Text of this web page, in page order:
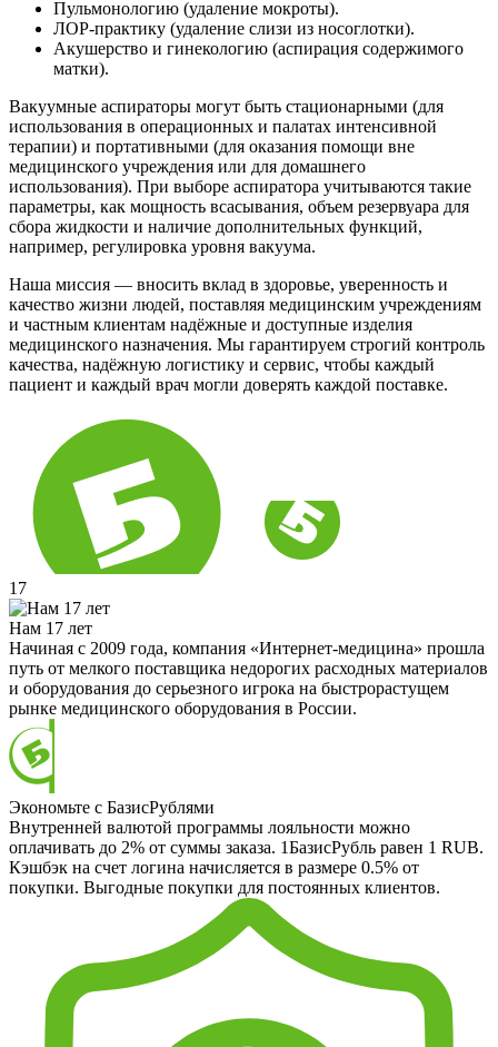
Пульмонологию (удаление мокроты).
ЛОР-практику (удаление слизи из носоглотки).
Акушерство и гинекологию (аспирация содержимого
матки).
Вакуумные аспираторы могут быть стационарными (для
использования в операционных и палатах интенсивной
терапии) и портативными (для оказания помощи вне
медицинского учреждения или для домашнего
использования). При выборе аспиратора учитываются такие
параметры, как мощность всасывания, объем резервуара для
сбора жидкости и наличие дополнительных функций,
например, регулировка уровня вакуума.
Наша миссия — вносить вклад в здоровье, уверенность и
качество жизни людей, поставляя медицинским учреждениям
и частным клиентам надёжные и доступные изделия
медицинского назначения. Мы гарантируем строгий контроль
качества, надёжную логистику и сервис, чтобы каждый
пациент и каждый врач могли доверять каждой поставке.
17
Нам 17 лет
Начиная с 2009 года, компания «Интернет-медицина» прошла
путь от мелкого поставщика недорогих расходных материалов
и оборудования до серьезного игрока на быстрорастущем
рынке медицинского оборудования в России.
Экономьте с БазисРублями
Внутренней валютой программы лояльности можно
оплачивать до 2% от суммы заказа. 1БазисРубль равен 1 RUB.
Кэшбэк на счет логина начисляется в размере 0.5% от
покупки. Выгодные покупки для постоянных клиентов.